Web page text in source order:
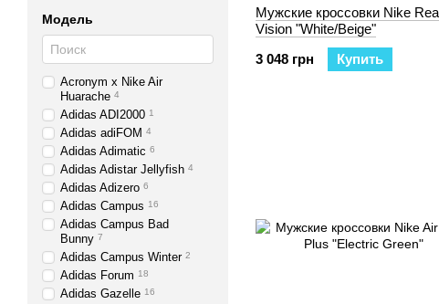
Мужские кроссовки Nike
Vision "White/Beige"
3 048 грн
Купить
Модель
Acronym х Nike Air
Huarache 4
Adidas ADI2000 1
Adidas adiFOM 4
Adidas Adimatic 6
Adidas Adistar Jellyfish 4
Adidas Adizero 6
Adidas Campus 16
Adidas Campus Bad
Bunny 7
Adidas Campus Winter 2
Adidas Forum 18
Adidas Gazelle 16